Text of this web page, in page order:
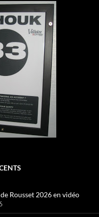
Rousset 2026 en vidéo